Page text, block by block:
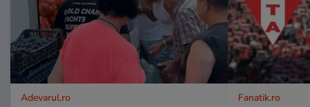
Adevarul.ro Fanatik.ro